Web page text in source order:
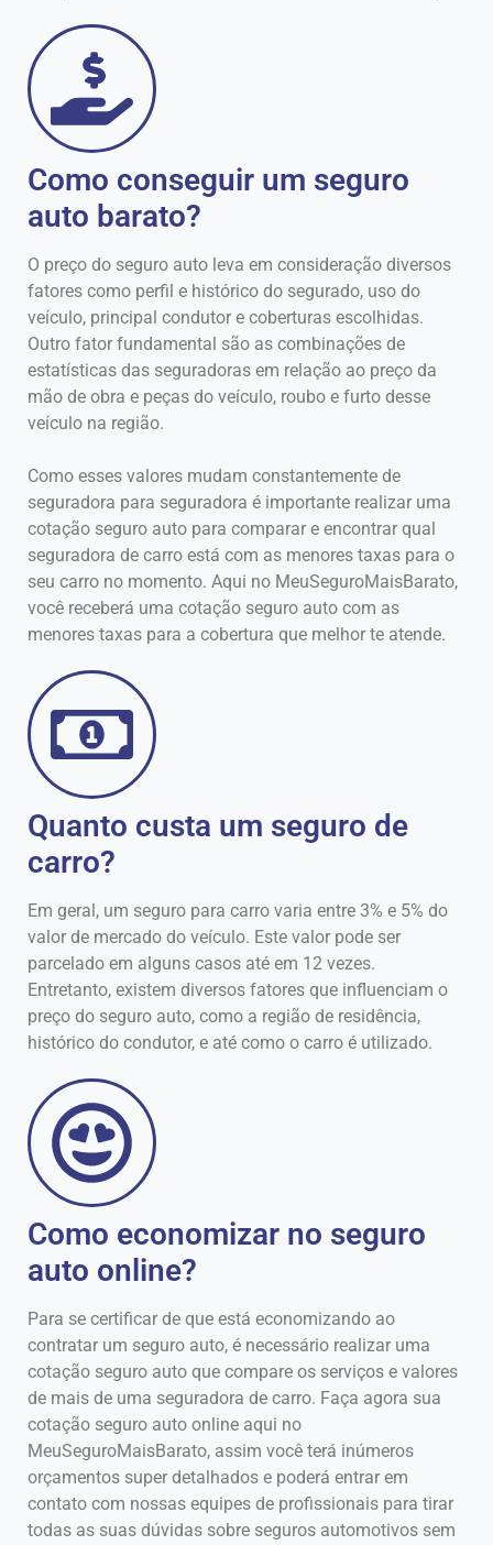
Como conseguir um seguro
auto barato?
O preço do seguro auto leva em consideração diversos
fatores como perfil e histórico do segurado, uso do
veículo, principal condutor e coberturas escolhidas.
Outro fator fundamental são as combinações de
estatísticas das seguradoras em relação ao preço da
mão de obra e peças do veículo, roubo e furto desse
veículo na região.
Como esses valores mudam constantemente de
seguradora para seguradora é importante realizar uma
cotação seguro auto para comparar e encontrar qual
seguradora de carro está com as menores taxas para o
seu carro no momento. Aqui no MeuSeguroMaisBarato,
você receberá uma cotação seguro auto com as
menores taxas para a cobertura que melhor te atende.
Quanto custa um seguro de
carro?
Em geral, um seguro para carro varia entre 3% e 5% do
valor de mercado do veículo. Este valor pode ser
parcelado em alguns casos até em 12 vezes.
Entretanto, existem diversos fatores que influenciam o
preço do seguro auto, como a região de residência,
histórico do condutor, e até como o carro é utilizado.
Como economizar no seguro
auto online?
Para se certificar de que está economizando ao
contratar um seguro auto, é necessário realizar uma
cotação seguro auto que compare os serviços e valores
de mais de uma seguradora de carro. Faça agora sua
cotação seguro auto online aqui no
MeuSeguroMaisBarato, assim você terá inúmeros
orçamentos super detalhados e poderá entrar em
contato com nossas equipes de profissionais para tirar
todas as suas dúvidas sobre seguros automotivos sem